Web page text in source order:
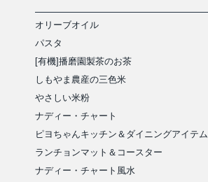
オリーブオイル
パスタ
[有機]播磨園製茶のお茶
しもやま農産の三色米
やさしい米粉
ナディー・チャート
ピヨちゃんキッチン＆ダイニングアイテム
ランチョンマット＆コースター
ナディー・チャート風水